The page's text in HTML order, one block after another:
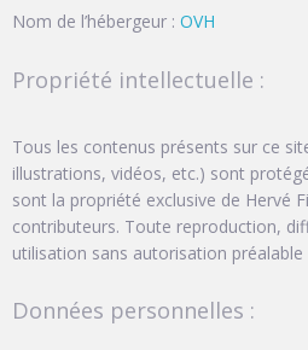
Nom de l’hébergeur : OVH
Propriété intellectuelle :
Tous les contenus présents sur ce
illustrations, vidéos, etc.) sont
sont la propriété exclusive de Hervé
contributeurs. Toute reproduction,
utilisation sans autorisation
Données personnelles :